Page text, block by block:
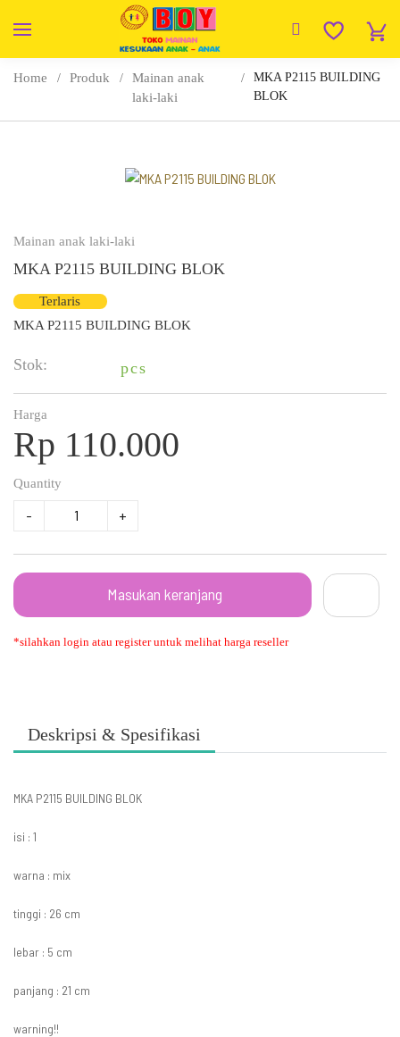
Home Produk
Mainan anak
laki-laki
MKA P2115 BUILDING
BLOK
Mainan anak laki-laki
MKA P2115 BUILDING BLOK
Terlaris
MKA P2115 BUILDING BLOK
Stok: pcs
Harga
Rp 110.000
Quantity
- +
Masukan keranjang
*silahkan login atau register untuk melihat harga reseller
Deskripsi & Spesifikasi
MKA P2115 BUILDING BLOK
isi : 1
warna : mix
tinggi : 26 cm
lebar : 5 cm
panjang : 21 cm
warning!!